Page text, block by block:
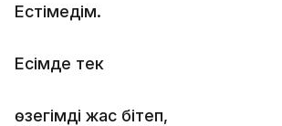
Естімедім.
Есімде тек
өзегімді жас бітеп,